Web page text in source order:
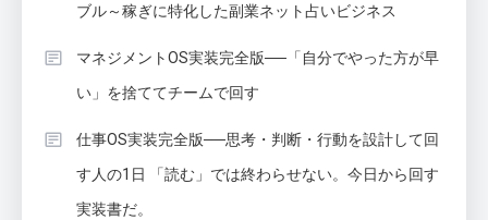
ブル～稼ぎに特化した副業ネット占いビジネス
マネジメントOS実装完全版──「自分でやった方が早
い」を捨ててチームで回す
仕事OS実装完全版──思考・判断・行動を設計して回
す人の1日 「読む」では終わらせない。今日から回す
実装書だ。